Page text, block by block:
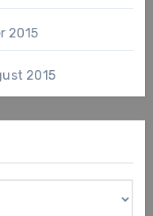
2015
2015